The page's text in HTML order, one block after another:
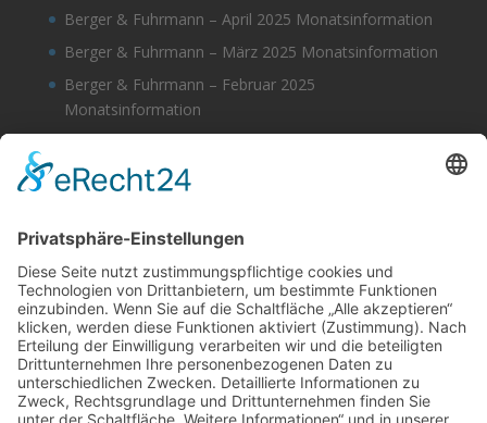
Berger & Fuhrmann – April 2025 Monatsinformation
Berger & Fuhrmann – März 2025 Monatsinformation
Berger & Fuhrmann – Februar 2025
Monatsinformation
Monatsinformation
Suche
Datenschutz
Cookie-Einstellungen
Sonstige